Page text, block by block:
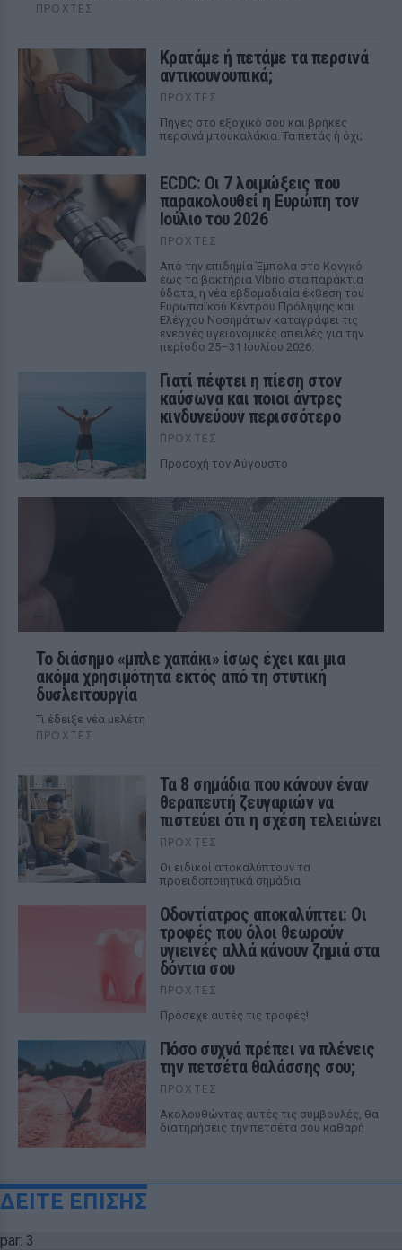
ΠΡΟΧΤΈΣ
Κρατάμε ή πετάμε τα περσινά
αντικουνουπικά;
ΠΡΟΧΤΈΣ
Πήγες στο εξοχικό σου και βρήκες
περσινά μπουκαλάκια. Τα πετάς ή όχι;
ECDC: Οι 7 λοιμώξεις που
παρακολουθεί η Ευρώπη τον
Ιούλιο του 2026
ΠΡΟΧΤΈΣ
Από την επιδημία Έμπολα στο Κονγκό
έως τα βακτήρια Vibrio στα παράκτια
ύδατα, η νέα εβδομαδιαία έκθεση του
Ευρωπαϊκού Κέντρου Πρόληψης και
Ελέγχου Νοσημάτων καταγράφει τις
ενεργές υγειονομικές απειλές για την
περίοδο 25–31 Ιουλίου 2026.
Γιατί πέφτει η πίεση στον
καύσωνα και ποιοι άντρες
κινδυνεύουν περισσότερο
ΠΡΟΧΤΈΣ
Προσοχή τον Αύγουστο
Το διάσημο «μπλε χαπάκι» ίσως έχει και μια
ακόμα χρησιμότητα εκτός από τη στυτική
δυσλειτουργία
Τι έδειξε νέα μελέτη
ΠΡΟΧΤΈΣ
Τα 8 σημάδια που κάνουν έναν
θεραπευτή ζευγαριών να
πιστεύει ότι η σχέση τελειώνει
ΠΡΟΧΤΈΣ
Οι ειδικοί αποκαλύπτουν τα
προειδοποιητικά σημάδια
Οδοντίατρος αποκαλύπτει: Οι
τροφές που όλοι θεωρούν
υγιεινές αλλά κάνουν ζημιά στα
δόντια σου
ΠΡΟΧΤΈΣ
Πρόσεχε αυτές τις τροφές!
Πόσο συχνά πρέπει να πλένεις
την πετσέτα θαλάσσης σου;
ΠΡΟΧΤΈΣ
Ακολουθώντας αυτές τις συμβουλές, θα
διατηρήσεις την πετσέτα σου καθαρή
ΔΕΙΤΕ ΕΠΙΣΗΣ
par: 3